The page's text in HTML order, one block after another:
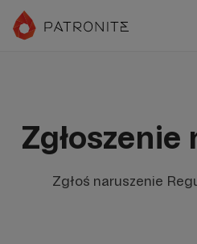
Zgłoszenie
Zgłoś naruszenie